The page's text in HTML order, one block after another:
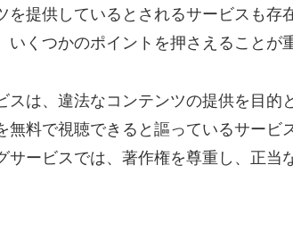
を提供しているとされるサービスも存
くつかのポイントを押さえることが
スは、違法なコンテンツの提供を目的
無料で視聴できると謳っているサービ
サービスでは、著作権を尊重し、正当